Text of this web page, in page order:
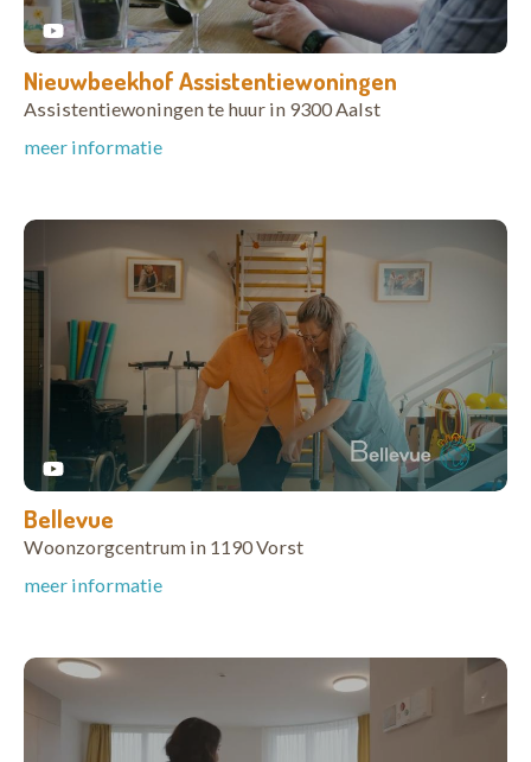
Nieuwbeekhof Assistentiewoningen
Assistentiewoningen te huur in 9300 Aalst
meer informatie
Bellevue
Woonzorgcentrum in 1190 Vorst
meer informatie